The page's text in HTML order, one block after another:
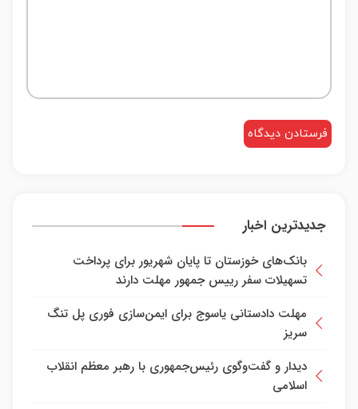
جدیدترین اخبار
بانک‌های خوزستان تا پایان شهریور برای پرداخت
تسهیلات سفر رییس جمهور مهلت دارند
مهلت دادستانی یاسوج برای ایمن‌سازی فوری پل تنگ
سریز
دیدار و گفت‌وگوی رئیس‌جمهوری با رهبر معظم انقلاب
اسلامی